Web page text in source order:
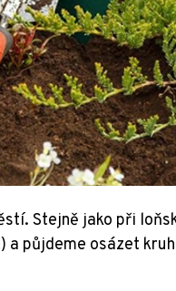
Stejně jako při
a půjdeme osázet